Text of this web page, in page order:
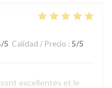
/5 Calidad / Precio : 5/5
excellentes et le